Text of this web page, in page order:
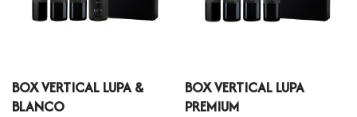
BOX VERTICAL LUPA &
BLANCO
BOX VERTICAL LUPA
PREMIUM